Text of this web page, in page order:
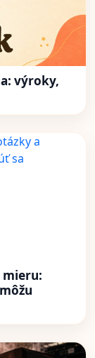
výroky,
mieru: